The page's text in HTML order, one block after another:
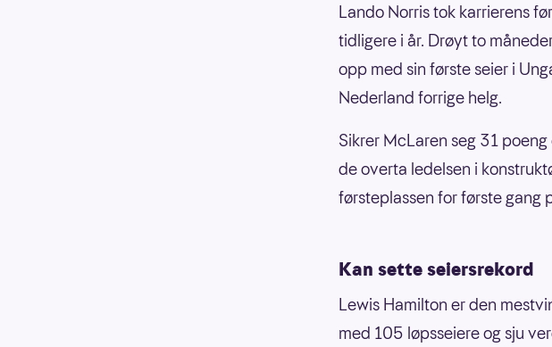
Lando Norris tok karrierens
tidligere i år. Drøyt to
opp med sin første seier i
Nederland forrige helg.
Sikrer McLaren seg 31
de overta ledelsen i
førsteplassen for første gang
Kan sette seiersrekord
Lewis Hamilton er den
med 105 løpsseiere og sju